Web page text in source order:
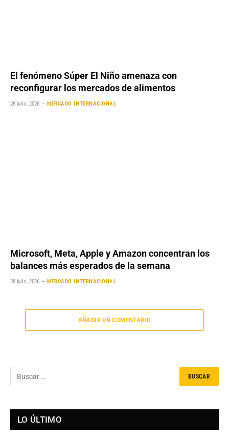
El fenómeno Súper El Niño amenaza con
reconfigurar los mercados de alimentos
28 julio, 2026 MERCADO INTERNACIONAL
Microsoft, Meta, Apple y Amazon concentran los
balances más esperados de la semana
28 julio, 2026 MERCADO INTERNACIONAL
AÑADIR UN COMENTARIO
LO ÚLTIMO